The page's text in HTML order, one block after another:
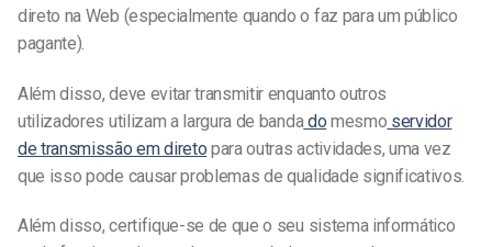
direto na Web (especialmente quando o faz para um público
pagante).
Além disso, deve evitar transmitir enquanto outros
utilizadores utilizam a largura de bandado mesmo servidor
de transmissão em direto para outras actividades, uma vez
que isso pode causar problemas de qualidade significativos.
Além disso, certifique-se de que o seu sistema informático